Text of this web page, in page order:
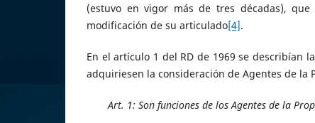
(estuvo en vigor más de tres décadas),
modificación de su articulado[4].
En el artículo 1 del RD de 1969 se describían
adquiriesen la consideración de Agentes de la
Art. 1: Son funciones de los Agentes de la